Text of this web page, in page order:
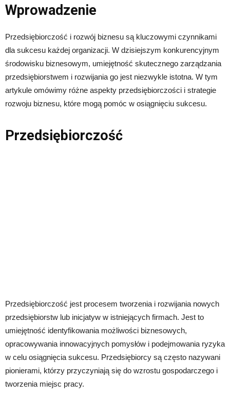
Wprowadzenie
Przedsiębiorczość i rozwój biznesu są kluczowymi czynnikami
dla sukcesu każdej organizacji. W dzisiejszym konkurencyjnym
środowisku biznesowym, umiejętność skutecznego zarządzania
przedsiębiorstwem i rozwijania go jest niezwykle istotna. W tym
artykule omówimy różne aspekty przedsiębiorczości i strategie
rozwoju biznesu, które mogą pomóc w osiągnięciu sukcesu.
Przedsiębiorczość
Przedsiębiorczość jest procesem tworzenia i rozwijania nowych
przedsiębiorstw lub inicjatyw w istniejących firmach. Jest to
umiejętność identyfikowania możliwości biznesowych,
opracowywania innowacyjnych pomysłów i podejmowania ryzyka
w celu osiągnięcia sukcesu. Przedsiębiorcy są często nazywani
pionierami, którzy przyczyniają się do wzrostu gospodarczego i
tworzenia miejsc pracy.